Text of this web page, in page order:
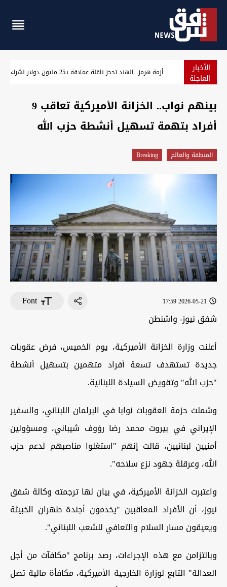
الأخبار
العاجلة أزمة هرمز.. الهند تحجز ناقلة عملاقة بـ25 مليون دولار لشراء النفط العراقي
بينهم نواب.. الخزانة الأميركية تعاقب 9
أفراد بتهمة تسهيل أنشطة حزب الله
المنطقة والعالم Breaking
2026-05-21 17:59
Font
شفق نيوز- واشنطن
أعلنت وزارة الخزانة الأميركية، يوم الخميس، فرض عقوبات
جديدة تستهدف تسعة أفراد متهمين بتسهيل أنشطة
"حزب الله" وتقويض السيادة اللبنانية.
وشملت حزمة العقوبات نوابا في البرلمان اللبناني، والسفير
الإيراني في بيروت محمد رضا رؤوف شيباني، ومسؤولين
أمنيين لبنانيين، قالت إنهم "استغلوا مناصبهم لدعم حزب
الله، وعرقلة جهود نزع سلاحه".
واعتبرت الخزانة الأميركية، في بيان لها ترجمته وكالة شفق
نيوز، أن الأفراد المعاقبين "يخدمون أجندة طهران الخبيثة
ويعيقون مسار السلام والتعافي للشعب اللبناني".
​وبالتزامن مع هذه الإجراءات، رصد برنامج "مكافآت من أجل
العدالة" التابع لوزارة الخارجية الأميركية، مكافأة مالية تصل